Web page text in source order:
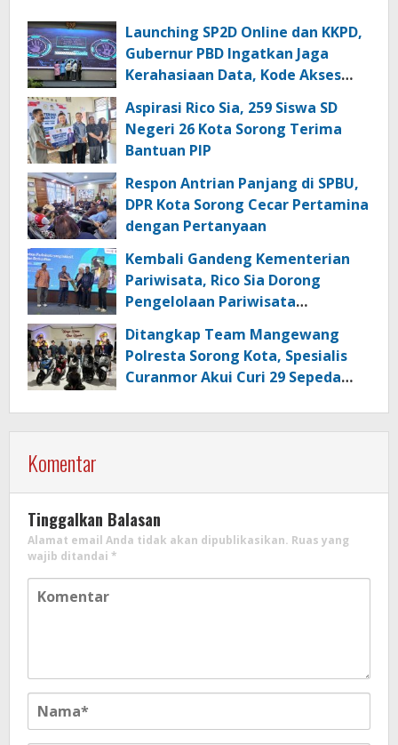
Launching SP2D Online dan KKPD,
Gubernur PBD Ingatkan Jaga
Kerahasiaan Data, Kode Akses
Aspirasi Rico Sia, 259 Siswa SD
Negeri 26 Kota Sorong Terima
Bantuan PIP
Respon Antrian Panjang di SPBU,
DPR Kota Sorong Cecar Pertamina
dengan Pertanyaan
Kembali Gandeng Kementerian
Pariwisata, Rico Sia Dorong
Pengelolaan Pariwisata
Ditangkap Team Mangewang
Polresta Sorong Kota, Spesialis
Curanmor Akui Curi 29 Sepeda
Komentar
Tinggalkan Balasan
Alamat email Anda tidak akan dipublikasikan. Ruas yang
wajib ditandai *